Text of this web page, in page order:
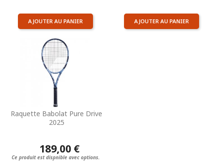
AJOUTER AU PANIER AJOUTER AU PANIER
Raquette Babolat Pure Drive
2025
189,00 €
Ce produit est dispnible avec options.